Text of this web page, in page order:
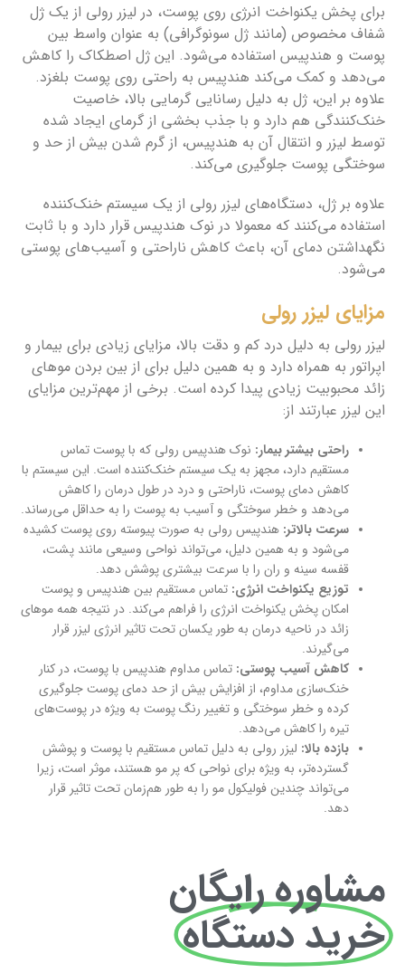
برای پخش یکنواخت انرژی روی پوست، در لیزر رولی از یک ژل
شفاف مخصوص (مانند ژل سونوگرافی) به عنوان واسط بین
پوست و هندپیس استفاده می‌شود. این ژل اصطکاک را کاهش
می‌دهد و کمک می‌کند هندپیس به راحتی روی پوست بلغزد.
علاوه بر این، ژل به دلیل رسانایی گرمایی بالا، خاصیت
خنک‌کنندگی هم دارد و با جذب بخشی از گرمای ایجاد شده
توسط لیزر و انتقال آن به هندپیس، از گرم شدن بیش از حد و
سوختگی پوست جلوگیری می‌کند.
علاوه بر ژل، دستگاه‌های لیزر رولی از یک سیستم خنک‌کننده
استفاده می‌کنند که معمولا در نوک هندپیس قرار دارد و با ثابت
نگهداشتن دمای آن، باعث کاهش ناراحتی و آسیب‌های پوستی
می‌شود.
مزایای لیزر رولی
لیزر رولی به دلیل درد کم و دقت بالا، مزایای زیادی برای بیمار و
اپراتور به همراه دارد و به همین دلیل برای از بین بردن موهای
زائد محبوبیت زیادی پیدا کرده است. برخی از مهم‌ترین مزایای
این لیزر عبارتند از:
راحتی بیشتر بیمار: نوک هندپیس رولی که با پوست تماس
مستقیم دارد، مجهز به یک سیستم خنک‌کننده است. این سیستم با
کاهش دمای پوست، ناراحتی و درد در طول درمان را کاهش
می‌دهد و خطر سوختگی و آسیب به پوست را به حداقل می‌رساند.
سرعت بالاتر: هندپیس رولی به صورت پیوسته روی پوست کشیده
می‌شود و به همین دلیل، می‌تواند نواحی وسیعی مانند پشت،
قفسه سینه و ران را با سرعت بیشتری پوشش دهد.
توزیع یکنواخت انرژی: تماس مستقیم بین هندپیس و پوست
امکان پخش یکنواخت انرژی را فراهم می‌کند. در نتیجه همه موهای
زائد در ناحیه درمان به طور یکسان تحت تاثیر انرژی لیزر قرار
می‌گیرند.
کاهش آسیب پوستی: تماس مداوم هندپیس با پوست، در کنار
خنک‌سازی مداوم، از افزایش بیش از حد دمای پوست جلوگیری
کرده و خطر سوختگی و تغییر رنگ پوست به ویژه در پوست‌های
تیره را کاهش می‌دهد.
بازده بالا: لیزر رولی به دلیل تماس مستقیم با پوست و پوشش
گسترده‌تر، به ویژه برای نواحی که پر مو هستند، موثر است، زیرا
می‌تواند چندین فولیکول مو را به طور هم‌زمان تحت تاثیر قرار
دهد.
مشاوره رایگان
خرید دستگاه